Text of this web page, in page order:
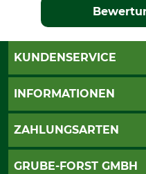
KUNDENSERVICE
Katalogbestellung
INFORMATIONEN
AGB
ZAHLUNGSARTEN
PayPal
GRUBE-FORST GMBH